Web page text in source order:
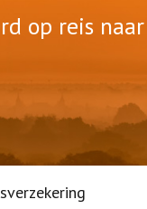
op reis